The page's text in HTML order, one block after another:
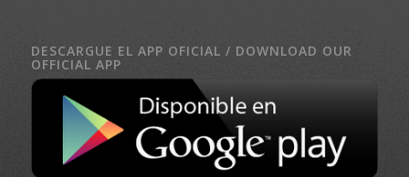
DESCARGUE EL APP OFICIAL / DOWNLOAD OUR
OFFICIAL APP